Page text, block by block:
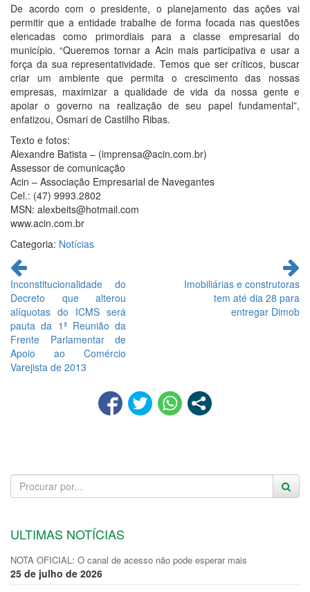
De acordo com o presidente, o planejamento das ações vai
permitir que a entidade trabalhe de forma focada nas questões
elencadas como primordiais para a classe empresarial do
município. “Queremos tornar a Acin mais participativa e usar a
força da sua representatividade. Temos que ser críticos, buscar
criar um ambiente que permita o crescimento das nossas
empresas, maximizar a qualidade de vida da nossa gente e
apoiar o governo na realização de seu papel fundamental”,
enfatizou, Osmari de Castilho Ribas.
Texto e fotos:
Alexandre Batista – (imprensa@acin.com.br)
Assessor de comunicação
Acin – Associação Empresarial de Navegantes
Cel.: (47) 9993.2802
MSN: alexbeits@hotmail.com
www.acin.com.br
Categoria: Notícias
Continue
lendo
Inconstitucionalidade do
Decreto que alterou
alíquotas do ICMS será
pauta da 1ª Reunião da
Frente Parlamentar de
Apoio ao Comércio
Varejista de 2013
Imobiliárias e construtoras
tem até dia 28 para
entregar Dimob
ULTIMAS NOTÍCIAS
NOTA OFICIAL: O canal de acesso não pode esperar mais
25 de julho de 2026